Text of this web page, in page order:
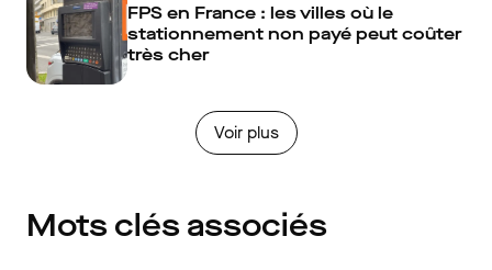
FPS en France : les villes où le
stationnement non payé peut coûter
très cher
Voir plus
Mots clés associés